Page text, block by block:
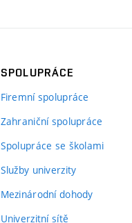
SPOLUPRÁCE
Firemní spolupráce
Zahraniční spolupráce
Spolupráce se školami
Služby univerzity
Mezinárodní dohody
Univerzitní sítě